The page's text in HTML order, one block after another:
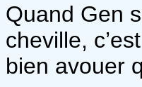
Quand Gen
cheville,
bien avouer